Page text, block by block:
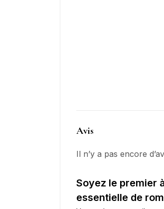
Avis
Il n’y a pas encore
Soyez le premier
essentielle de